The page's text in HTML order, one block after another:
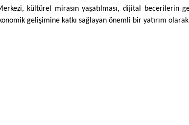
kültürel mirasın yaşatılması, dijital becerilerin
gelişimine katkı sağlayan önemli bir yatırım